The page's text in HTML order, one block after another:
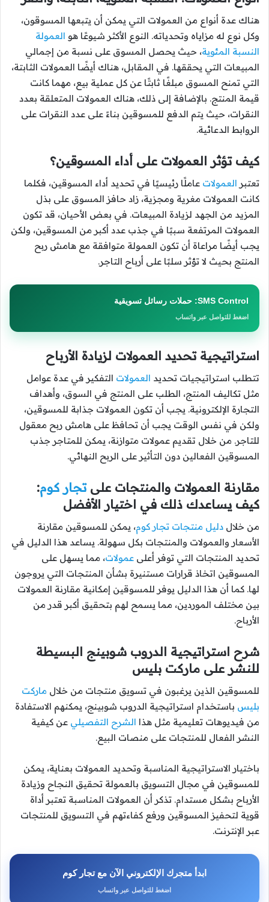
هناك عدة أنواع من العمولات التي يمكن أن يتبعها المسوقون،
وكل نوع له مزاياه وتحدياته. النوع الأكثر شيوعًا هو العمولة
النسبة المئوية، حيث يحصل المسوق على نسبة من إجمالي
المبيعات التي يحققها. في المقابل، هناك أيضًا العمولات الثابتة،
التي تمنح المسوق مبلغًا ثابتًا عن كل عملية بيع، مهما كانت
قيمة المنتج. بالإضافة إلى ذلك، هناك العمولات المتعلقة بعدد
النقرات، حيث يتم الدفع للمسوقين بناءً على عدد النقرات على
الروابط الدعائية.
كيف تؤثر العمولات على أداء المسوقين؟
تعتبر العمولات عاملًا رئيسيًا في تحديد أداء المسوقين، فكلما
كانت العمولات مغرية ومجزية، زاد حافز المسوق على بذل
المزيد من الجهد لزيادة المبيعات. في بعض الأحيان، قد تكون
العمولات المرتفعة سببًا في جذب عدد أكبر من المسوقين، ولكن
يجب أيضًا مراعاة أن تكون العمولة متوافقة مع هامش ربح
المنتج بحيث لا تؤثر سلبًا على أرباح التاجر.
SMS Control: حملات رسائل تسويقية
اضغط للتواصل عبر واتساب
استراتيجية تحديد العمولات لزيادة الأرباح
تتطلب استراتيجيات تحديد العمولات التفكير في عدة عوامل
مثل تكاليف المنتج، الطلب على المنتج في السوق، وأهداف
التجارة الإلكترونية. يجب أن تكون العمولات جذابة للمسوقين،
ولكن في نفس الوقت يجب أن تحافظ على هامش ربح معقول
للتاجر. من خلال تقديم عمولات متوازنة، يمكن للمتاجر جذب
المسوقين الفعالين دون التأثير على الربح النهائي.
مقارنة العمولات والمنتجات علىتجار كوم:
كيف يساعدك ذلك في اختيار الأفضل
من خلال دليل منتجات تجار كوم، يمكن للمسوقين مقارنة
الأسعار والعمولات والمنتجات بكل سهولة. يساعد هذا الدليل في
تحديد المنتجات التي توفر أعلى عمولات، مما يسهل على
المسوقين اتخاذ قرارات مستنيرة بشأن المنتجات التي يروجون
لها. كما أن هذا الدليل يوفر للمسوقين إمكانية مقارنة العمولات
بين مختلف الموردين، مما يسمح لهم بتحقيق أكبر قدر من
الأرباح.
شرح استراتيجية الدروب شوبينج البسيطة
للنشر على ماركت بليس
للمسوقين الذين يرغبون في تسويق منتجات من خلال ماركت
بليس باستخدام استراتيجية الدروب شوبينج، يمكنهم الاستفادة
من فيديوهات تعليمية مثل هذا الشرح التفصيلي عن كيفية
النشر الفعال للمنتجات على منصات البيع.
باختيار الاستراتيجية المناسبة وتحديد العمولات بعناية، يمكن
للمسوقين في مجال التسويق بالعمولة تحقيق النجاح وزيادة
الأرباح بشكل مستدام. تذكر أن العمولات المناسبة تعتبر أداة
قوية لتحفيز المسوقين ورفع كفاءتهم في التسويق للمنتجات
عبر الإنترنت.
ابدأ متجرك الإلكتروني الآن مع تجار كوم
اضغط للتواصل عبر واتساب